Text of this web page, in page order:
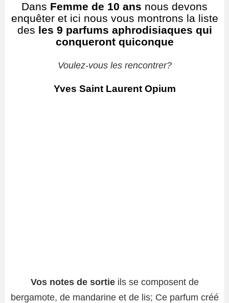
Dans Femme de 10 ans nous devons
enquêter et ici nous vous montrons la liste
des les 9 parfums aphrodisiaques qui
conqueront quiconque
Voulez-vous les rencontrer?
Yves Saint Laurent Opium
Vos notes de sortieils se composent de
bergamote, de mandarine et de lis; Ce parfum créé